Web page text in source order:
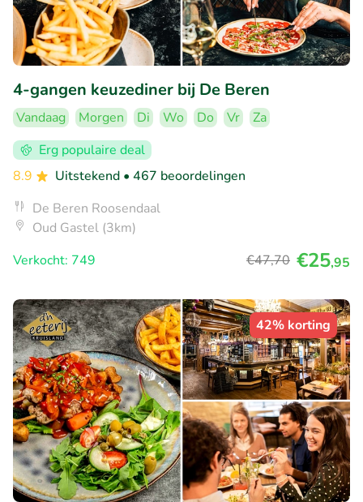
4-gangen keuzediner bij De Beren
Vandaag Morgen Di Wo Do Vr
Za
Erg populaire deal
8.9
Uitstekend • 467 beoordelingen
De Beren Roosendaal
Oud Gastel (3km)
Verkocht: 749
€47,70 €25,95
42% korting